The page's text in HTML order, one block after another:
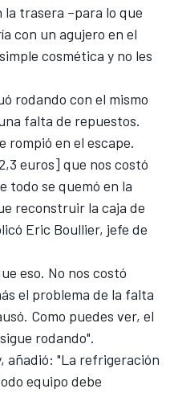
trasera –para lo que
con un agujero en el
cosmética y no les
rodando con el mismo
falta de repuestos.
rompió en el escape.
euros] que nos costó
todo se quemó en la
reconstruir la caja de
Eric Boullier, jefe de
eso. No nos costó
el problema de la falta
Como puedes ver, el
rodando".
, añadió: "La refrigeración
equipo debe